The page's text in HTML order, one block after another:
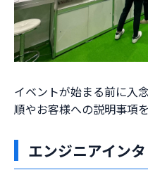
イベントが始まる前に入
順やお客様への説明事項
エンジニアイン